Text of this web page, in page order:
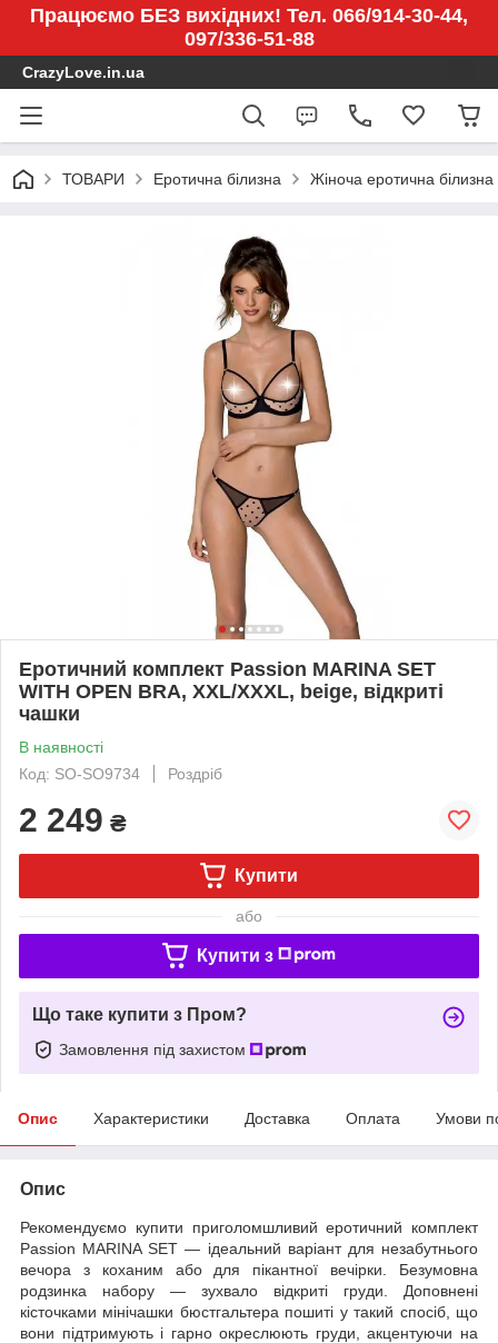
Працюємо БЕЗ вихідних! Тел. 066/914-30-44,
097/336-51-88
CrazyLove.in.ua
ТОВАРИ Еротична білизна Жіноча еротична білизна
Еротичний комплект Passion MARINA SET
WITH OPEN BRA, XXL/XXXL, beige, відкриті
чашки
В наявності
Код: SO-SO9734
Роздріб
2 249 ₴
Купити
або
Купити з
Що таке купити з Пром?
Замовлення під захистом
Опис Характеристики Доставка Оплата Умови
Опис
Рекомендуємо купити приголомшливий еротичний комплект
Passion MARINA SET — ідеальний варіант для незабутнього
вечора з коханим або для пікантної вечірки. Безумовна
родзинка набору — зухвало відкриті груди. Доповнені
кісточками мінічашки бюстгальтера пошиті у такий спосіб, що
вони підтримують і гарно окреслюють груди, акцентуючи на